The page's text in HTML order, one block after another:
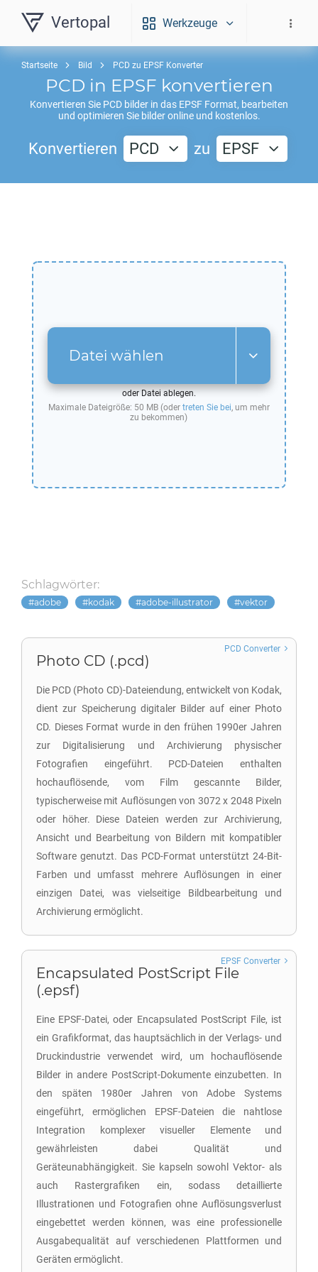
Vertopal Werkzeuge
Startseite Bild PCD zu EPSF Konverter
PCD in EPSF konvertieren
Konvertieren Sie PCD bilder in das EPSF Format, bearbeiten
und optimieren Sie bilder online und kostenlos.
Konvertieren PCD zu EPSF
Datei wählen
oder Datei ablegen.
Maximale Dateigröße: 50 MB (oder treten Sie bei, um mehr
zu bekommen)
Schlagwörter:
adobe kodak adobe-illustrator vektor
Photo CD (.pcd)
Die PCD (Photo CD)-Dateiendung, entwickelt von Kodak,
dient zur Speicherung digitaler Bilder auf einer Photo
CD. Dieses Format wurde in den frühen 1990er Jahren
zur Digitalisierung und Archivierung physischer
Fotografien eingeführt. PCD-Dateien enthalten
hochauflösende, vom Film gescannte Bilder,
typischerweise mit Auflösungen von 3072 x 2048 Pixeln
oder höher. Diese Dateien werden zur Archivierung,
Ansicht und Bearbeitung von Bildern mit kompatibler
Software genutzt. Das PCD-Format unterstützt 24-Bit-
Farben und umfasst mehrere Auflösungen in einer
einzigen Datei, was vielseitige Bildbearbeitung und
Archivierung ermöglicht.
PCD Converter
Encapsulated PostScript File
(.epsf)
Eine EPSF-Datei, oder Encapsulated PostScript File, ist
ein Grafikformat, das hauptsächlich in der Verlags- und
Druckindustrie verwendet wird, um hochauflösende
Bilder in andere PostScript-Dokumente einzubetten. In
den späten 1980er Jahren von Adobe Systems
eingeführt, ermöglichen EPSF-Dateien die nahtlose
Integration komplexer visueller Elemente und
gewährleisten dabei Qualität und
Geräteunabhängigkeit. Sie kapseln sowohl Vektor- als
auch Rastergrafiken ein, sodass detaillierte
Illustrationen und Fotografien ohne Auflösungsverlust
eingebettet werden können, was eine professionelle
Ausgabequalität auf verschiedenen Plattformen und
Geräten ermöglicht.
EPSF Converter